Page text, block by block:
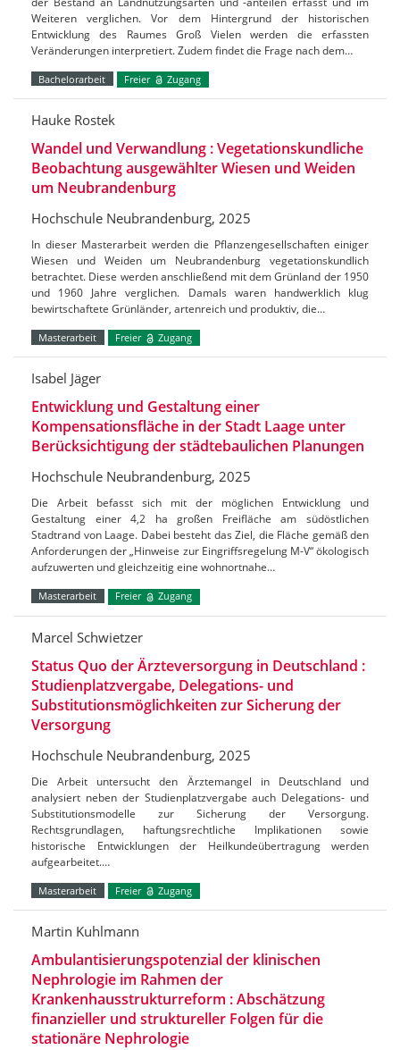
Weiteren verglichen. Vor dem Hintergrund der historischen
Entwicklung des Raumes Groß Vielen werden die erfassten
Veränderungen interpretiert. Zudem findet die Frage nach dem…
Bachelorarbeit Freier Zugang
Hauke Rostek
Wandel und Verwandlung : Vegetationskundliche
Beobachtung ausgewählter Wiesen und Weiden
um Neubrandenburg
Hochschule Neubrandenburg, 2025
In dieser Masterarbeit werden die Pflanzengesellschaften einiger
Wiesen und Weiden um Neubrandenburg vegetationskundlich
betrachtet. Diese werden anschließend mit dem Grünland der 1950
und 1960 Jahre verglichen. Damals waren handwerklich klug
bewirtschaftete Grünländer, artenreich und produktiv, die…
Masterarbeit Freier Zugang
Isabel Jäger
Entwicklung und Gestaltung einer
Kompensationsfläche in der Stadt Laage unter
Berücksichtigung der städtebaulichen Planungen
Hochschule Neubrandenburg, 2025
Die Arbeit befasst sich mit der möglichen Entwicklung und
Gestaltung einer 4,2 ha großen Freifläche am südöstlichen
Stadtrand von Laage. Dabei besteht das Ziel, die Fläche gemäß den
Anforderungen der „Hinweise zur Eingriffsregelung M-V“ ökologisch
aufzuwerten und gleichzeitig eine wohnortnahe…
Masterarbeit Freier Zugang
Marcel Schwietzer
Status Quo der Ärzteversorgung in Deutschland :
Studienplatzvergabe, Delegations- und
Substitutionsmöglichkeiten zur Sicherung der
Versorgung
Hochschule Neubrandenburg, 2025
Die Arbeit untersucht den Ärztemangel in Deutschland und
analysiert neben der Studienplatzvergabe auch Delegations- und
Substitutionsmodelle zur Sicherung der Versorgung.
Rechtsgrundlagen, haftungsrechtliche Implikationen sowie
historische Entwicklungen der Heilkundeübertragung werden
aufgearbeitet.…
Masterarbeit Freier Zugang
Martin Kuhlmann
Ambulantisierungspotenzial der klinischen
Nephrologie im Rahmen der
Krankenhausstrukturreform : Abschätzung
finanzieller und struktureller Folgen für die
stationäre Nephrologie